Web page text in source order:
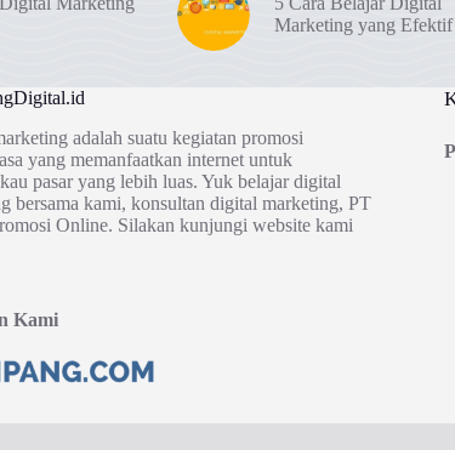
Marketing yang Efektif
adalah suatu kegiatan promosi
yang memanfaatkan internet untuk
pasar yang lebih luas. Yuk belajar digital
bersama kami, konsultan digital marketing, PT
Online. Silakan kunjungi website kami
Kami